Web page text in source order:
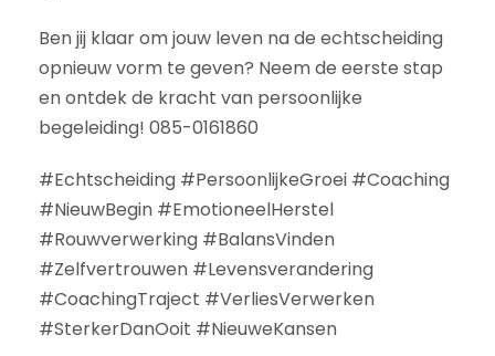
Ben jij klaar om jouw leven na de echtscheiding
opnieuw vorm te geven? Neem de eerste stap
en ontdek de kracht van persoonlijke
begeleiding! 085-0161860
#Echtscheiding #PersoonlijkeGroei #Coaching
#NieuwBegin #EmotioneelHerstel
#Rouwverwerking #BalansVinden
#Zelfvertrouwen #Levensverandering
#CoachingTraject #VerliesVerwerken
#SterkerDanOoit #NieuweKansen